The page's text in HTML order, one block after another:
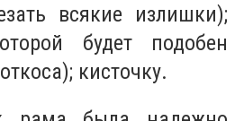
всякие излишки);
будет подобен
кисточку.